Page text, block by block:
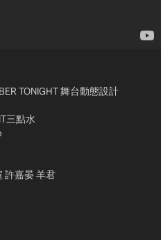
TONIGHT 舞台動態設計
三點水
許嘉晏 羊君